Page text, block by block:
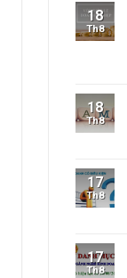
18
Th8
18
Th8
17
Th8
17
Th8